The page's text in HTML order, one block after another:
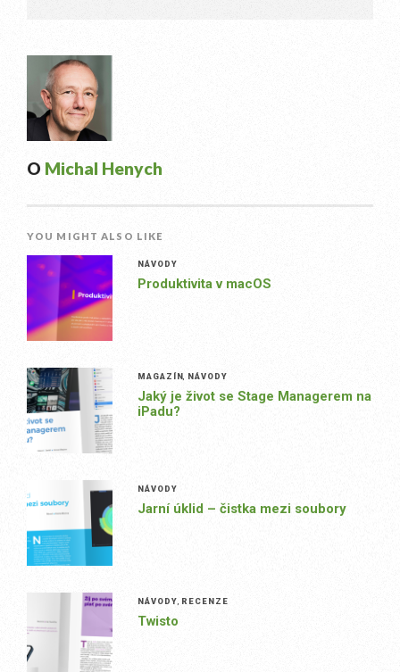
O Michal Henych
YOU MIGHT ALSO LIKE
NÁVODY
Produktivita v macOS
MAGAZÍN, NÁVODY
Jaký je život se Stage Managerem na
iPadu?
NÁVODY
Jarní úklid – čistka mezi soubory
NÁVODY, RECENZE
Twisto